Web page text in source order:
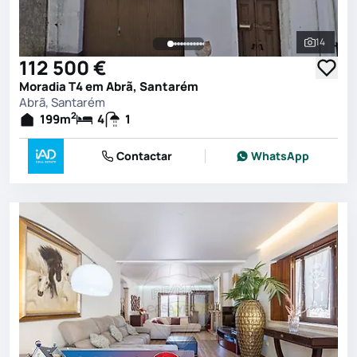
Ver
14
112 500 €
Moradia T4 em Abrã, Santarém
Abrã, Santarém
199m2 4 1
Contactar WhatsApp